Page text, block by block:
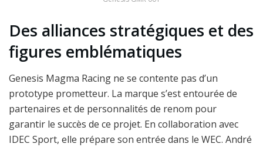
Des alliances stratégiques et des
figures emblématiques
Genesis Magma Racing ne se contente pas d’un
prototype prometteur. La marque s’est entourée de
partenaires et de personnalités de renom pour
garantir le succès de ce projet. En collaboration avec
IDEC Sport, elle prépare son entrée dans le WEC. André